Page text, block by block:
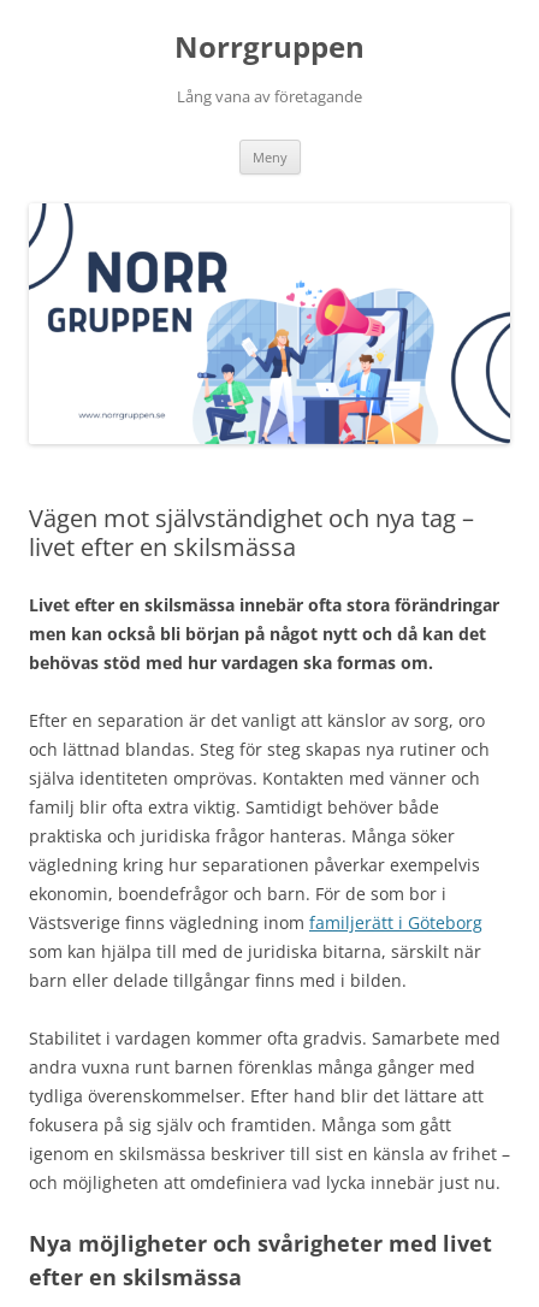
Norrgruppen
Lång vana av företagande
Meny Hoppa
innehåll
Vägen mot självständighet och nya tag –
livet efter en skilsmässa
Livet efter en skilsmässa innebär ofta stora förändringar
men kan också bli början på något nytt och då kan det
behövas stöd med hur vardagen ska formas om.
Efter en separation är det vanligt att känslor av sorg, oro
och lättnad blandas. Steg för steg skapas nya rutiner och
själva identiteten omprövas. Kontakten med vänner och
familj blir ofta extra viktig. Samtidigt behöver både
praktiska och juridiska frågor hanteras. Många söker
vägledning kring hur separationen påverkar exempelvis
ekonomin, boendefrågor och barn. För de som bor i
Västsverige finns vägledning inom familjerätt i Göteborg
som kan hjälpa till med de juridiska bitarna, särskilt när
barn eller delade tillgångar finns med i bilden.
Stabilitet i vardagen kommer ofta gradvis. Samarbete med
andra vuxna runt barnen förenklas många gånger med
tydliga överenskommelser. Efter hand blir det lättare att
fokusera på sig själv och framtiden. Många som gått
igenom en skilsmässa beskriver till sist en känsla av frihet –
och möjligheten att omdefiniera vad lycka innebär just nu.
Nya möjligheter och svårigheter med livet
efter en skilsmässa